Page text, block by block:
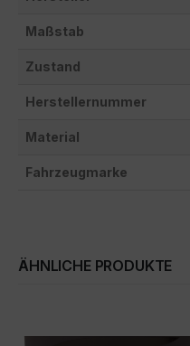
Maßstab
Zustand
Herstellernummer
Material
Fahrzeugmarke
ÄHNLICHE PRODUKTE